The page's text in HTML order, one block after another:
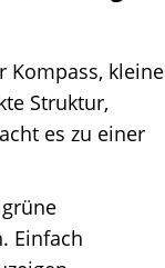
Kompass, kleine
Struktur,
es zu einer
Einfach